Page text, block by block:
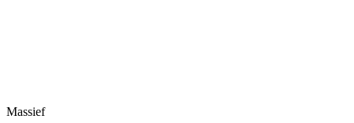
Massief